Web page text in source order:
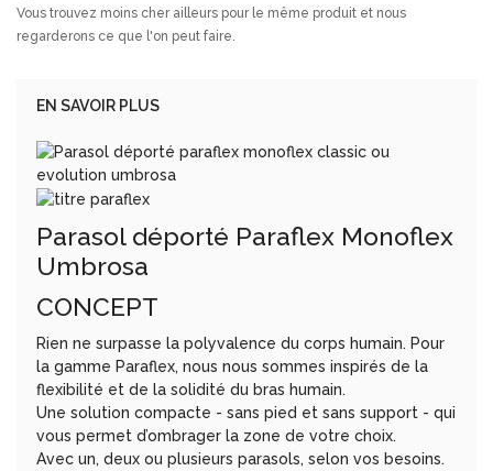
Vous trouvez moins cher ailleurs pour le même produit et nous
regarderons ce que l'on peut faire.
EN SAVOIR PLUS
Parasol déporté Paraflex Monoflex
Umbrosa
CONCEPT
Rien ne surpasse la polyvalence du corps humain. Pour
la gamme Paraflex, nous nous sommes inspirés de la
flexibilité et de la solidité du bras humain.
Une solution compacte - sans pied et sans support - qui
vous permet d’ombrager la zone de votre choix.
Avec un, deux ou plusieurs parasols, selon vos besoins.